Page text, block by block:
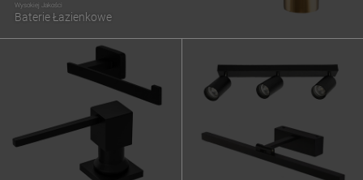
Wysokiej Jakości
Baterie Łazienkowe